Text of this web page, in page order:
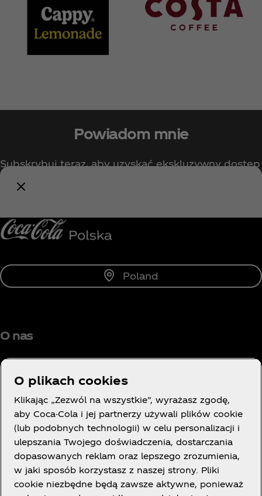
Powiadom mnie
Subskrybuj teraz, aby uzyskać ekskluzywny dostęp
do wszystkiego, co związane z Coca‑Cola!
Poland
O nas
Potrzebujesz pomocy?
LEGAL
O plikach cookies
Klikając „Zezwól na wszystkie”, wyrażasz zgodę,
aby Coca-Cola i jej partnerzy używali plików cookie
(lub podobnych technologii) w celu personalizacji i
ulepszania Twojego doświadczenia, dostarczania
dopasowanych reklam oraz lepszego zrozumienia,
w jaki sposób korzystasz z naszej strony. Pliki
cookie niezbędne będą zawsze aktywne, ponieważ